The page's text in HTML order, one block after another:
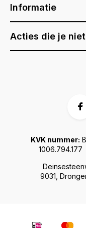
Informatie
Acties die je
9031,
KVK nummer:
1006.794.177